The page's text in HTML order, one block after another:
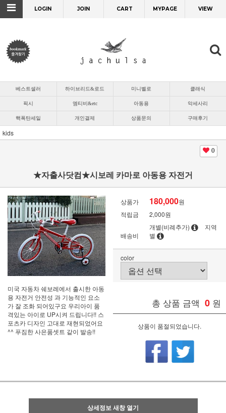
LOGIN JOIN CART MYPAGE VIEW
베스트셀러 하이브리드&로드 미니벨로 클래식
픽시 엠티비&etc 아동용 악세사리
핵폭탄세일 개인결제 상품문의 구매후기
kids
0
★자출사닷컴★시보레 카마로 아동용 자전거
미국 자동차 쉐보레에서 출시한 아동
용 자전거 안전성 과 기능적인 요소
가 잘 조화 되어있구요 우리아이 품
격있는 아이로 UP시켜 드립니다!! 스
포츠카 디자인 고대로 재현되었어요
^^ 푸짐한 사은품셋트 같이 발송!!
상품가 180,000원
적립금
2,000원
배송비
개별(비례추가)
지역
별
color
총 상품 금액 0 원
상품이 품절되었습니다.
상세정보 새창 열기